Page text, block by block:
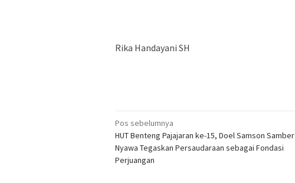
Rika Handayani SH
Navigasi
pos
Pos sebelumnya
HUT Benteng Pajajaran ke-15, Doel Samson Samber
Nyawa Tegaskan Persaudaraan sebagai Fondasi
Perjuangan